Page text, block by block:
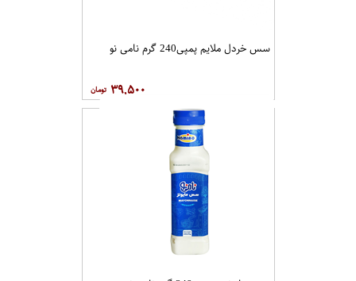
سس خردل ملایم پمپی240 گرم نامی نو
۳۹,۵۰۰